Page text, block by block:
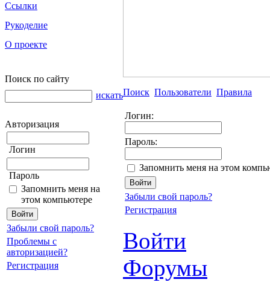
Ссылки
Рукоделие
О проекте
Поиск по сайту
искать
Авторизация
Логин
Пароль
Запомнить меня на
этом компьютере
Забыли свой пароль?
Проблемы с
авторизацией?
Регистрация
Поиск Пользователи Правила
Логин:
Пароль:
Запомнить меня на этом
Забыли свой пароль?
Регистрация
Войти
Форумы